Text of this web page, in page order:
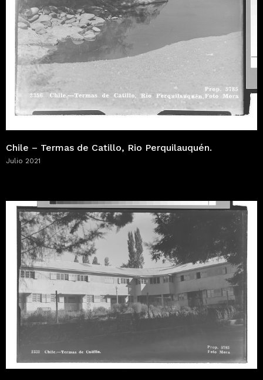
Chile – Termas de Catillo, Rio Perquilauquén.
Julio 2021